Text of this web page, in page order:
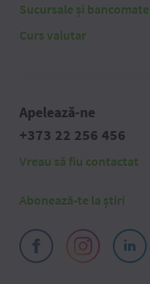
Sucursale și bancomate
Curs valutar
Apelează-ne
+373 22 256 456
Vreau să fiu contactat
Abonează-te la știri